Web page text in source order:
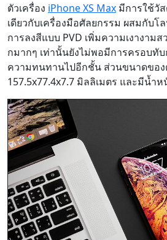
ตัวเครื่อง iPhone XS Max มีการใช้วั
เดียวกับเครื่องมือศัลยกรรม ผสมกับ
การลงสีแบบ PVD เพิ่มความเงางาม
กมากๆ เท่านั้นยังไม่พอมีการครอบทั
ความทนทานไปอีกชั้น ส่วนขนาดของ
157.5x77.4x7.7 มิลลิเมตร และมีน้ำห